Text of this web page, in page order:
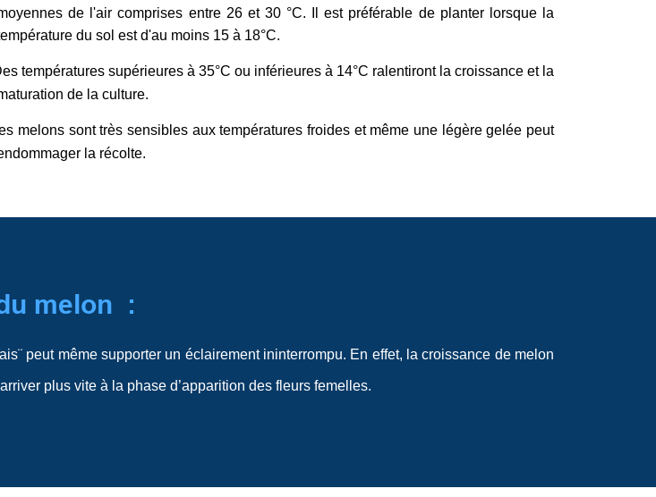
de l'air comprises entre 26 et 30 °C. Il est préférable de planter lorsque la
du sol est d'au moins 15 à 18°C.
températures supérieures à 35°C ou inférieures à 14°C ralentiront la croissance et la
de la culture.
melons sont très sensibles aux températures froides et même une légère gelée peut
la récolte.
melon :
peut même supporter un éclairement ininterrompu. En effet, la croissance de melon
plus vite à la phase d’apparition des fleurs femelles.